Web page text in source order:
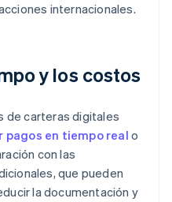
internacionales.
y los costos
de carteras digitales
pagos en tiempo real o
con las
que pueden
la documentación y